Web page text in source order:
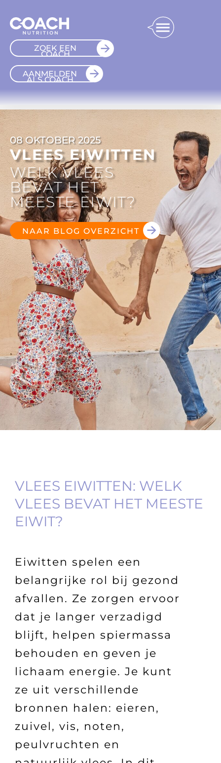
ZOEK EEN
COACH
AANMELDEN
ALS COACH
08 OKTOBER 2025
VLEES EIWITTEN
WELK VLEES
BEVAT HET
MEESTE EIWIT?
NAAR BLOG OVERZICHT
VLEES EIWITTEN: WELK
VLEES BEVAT HET MEESTE
EIWIT?
Eiwitten spelen een
belangrijke rol bij gezond
afvallen. Ze zorgen ervoor
dat je langer verzadigd
blijft, helpen spiermassa
behouden en geven je
lichaam energie. Je kunt
ze uit verschillende
bronnen halen: eieren,
zuivel, vis, noten,
peulvruchten en